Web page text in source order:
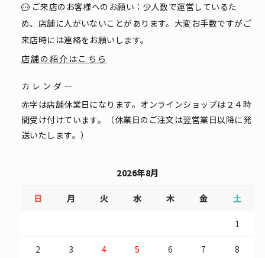
ご来店のお客様へのお願い：少人数で運営しているた
め、店舗に人がいないことがあります。大変お手数ですがご
来店時には連絡をお願いします。
店舗の紹介はこちら
カレンダー
赤字は店舗休業日になります。オンラインショップは２４時
間受け付けています。（休業日のご注文は翌営業日以降に発
送いたします。）
2026年8月
日 月 火 水 木 金 土
1
2 3 4 5 6 7 8